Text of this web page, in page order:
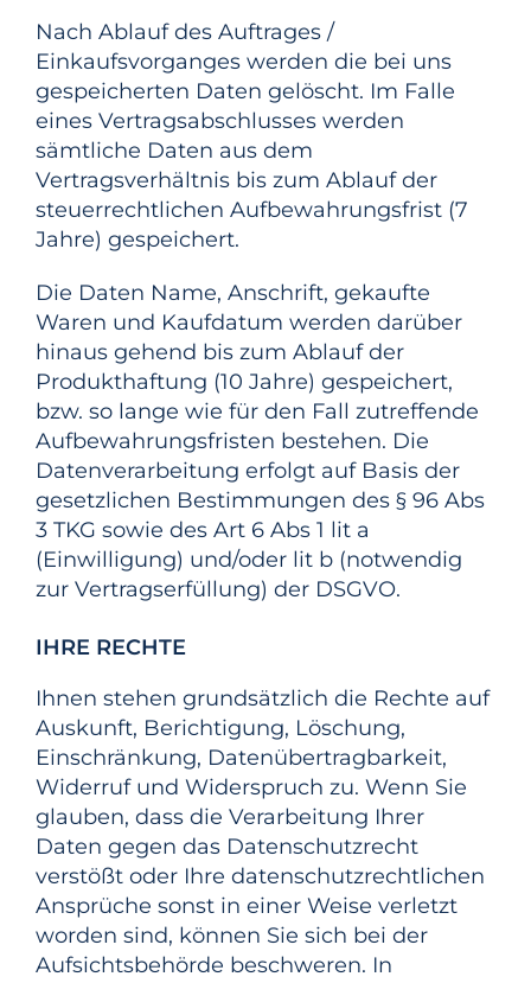
Nach Ablauf des Auftrages /
Einkaufsvorganges werden die bei uns
gespeicherten Daten gelöscht. Im Falle
eines Vertragsabschlusses werden
sämtliche Daten aus dem
Vertragsverhältnis bis zum Ablauf der
steuerrechtlichen Aufbewahrungsfrist (7
Jahre) gespeichert.
Die Daten Name, Anschrift, gekaufte
Waren und Kaufdatum werden darüber
hinaus gehend bis zum Ablauf der
Produkthaftung (10 Jahre) gespeichert,
bzw. so lange wie für den Fall zutreffende
Aufbewahrungsfristen bestehen. Die
Datenverarbeitung erfolgt auf Basis der
gesetzlichen Bestimmungen des § 96 Abs
3 TKG sowie des Art 6 Abs 1 lit a
(Einwilligung) und/oder lit b (notwendig
zur Vertragserfüllung) der DSGVO.
IHRE RECHTE
Ihnen stehen grundsätzlich die Rechte auf
Auskunft, Berichtigung, Löschung,
Einschränkung, Datenübertragbarkeit,
Widerruf und Widerspruch zu. Wenn Sie
glauben, dass die Verarbeitung Ihrer
Daten gegen das Datenschutzrecht
verstößt oder Ihre datenschutzrechtlichen
Ansprüche sonst in einer Weise verletzt
worden sind, können Sie sich bei der
Aufsichtsbehörde beschweren. In